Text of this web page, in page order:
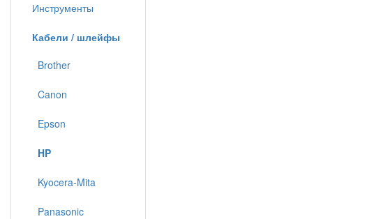
Инструменты
Кабели / шлейфы
Brother
Canon
Epson
HP
Kyocera-Mita
Panasonic